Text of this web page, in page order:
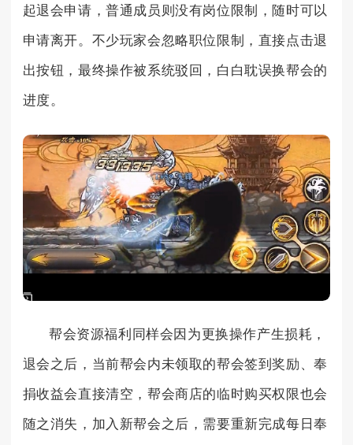
起退会申请，普通成员则没有岗位限制，随时可以
申请离开。不少玩家会忽略职位限制，直接点击退
出按钮，最终操作被系统驳回，白白耽误换帮会的
进度。
帮会资源福利同样会因为更换操作产生损耗，
退会之后，当前帮会内未领取的帮会签到奖励、奉
捐收益会直接清空，帮会商店的临时购买权限也会
随之消失，加入新帮会之后，需要重新完成每日奉